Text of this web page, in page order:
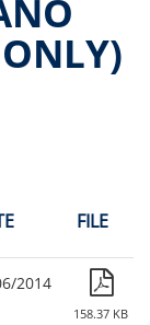
FILE
2014
158.37 KB